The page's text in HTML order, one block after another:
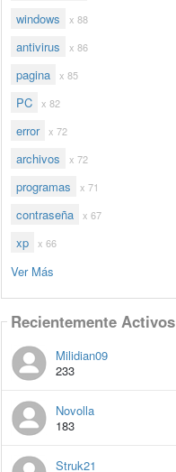
windows x 88
antivirus x 86
pagina x 85
PC x 82
error x 72
archivos x 72
programas x 71
contraseña x 67
xp x 66
Ver Más
Recientemente Activos
Milidian09
233
Novolla
183
Struk21